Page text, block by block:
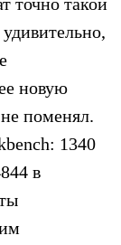
новую
поменял.
1340
в